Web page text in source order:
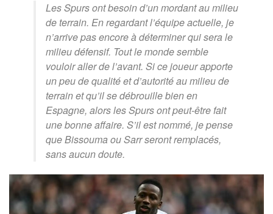
Les Spurs ont besoin d’un mordant au milieu
de terrain. En regardant l’équipe actuelle, je
n’arrive pas encore à déterminer qui sera le
milieu défensif. Tout le monde semble
vouloir aller de l’avant. Si ce joueur apporte
un peu de qualité et d’autorité au milieu de
terrain et qu’il se débrouille bien en
Espagne, alors les Spurs ont peut-être fait
une bonne affaire. S’il est nommé, je pense
que Bissouma ou Sarr seront remplacés,
sans aucun doute.